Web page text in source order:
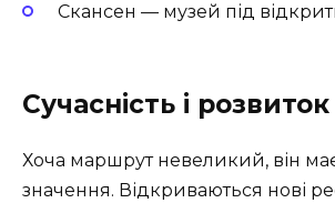
Скансен — музей під
Сучасність і розвиток
Хоча маршрут невеликий, він має
значення. Відкриваються нові